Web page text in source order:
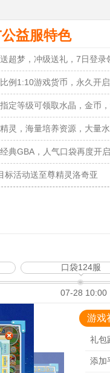
益服特色
超梦，冲级送礼，7日登录
例1:10游戏货币，永久开
定等级可领取水晶，金币
灵，海量培养资源，大量
典GBA，人气口袋再度开启
标活动送至尊精灵洛奇亚
口袋124服
07-28 10:00
游戏
礼包
添加